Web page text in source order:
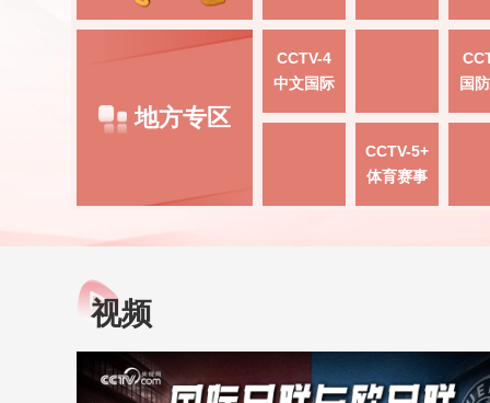
地方专区
CCTV-4
中文国际
国
CCTV-5+
体育赛事
视频